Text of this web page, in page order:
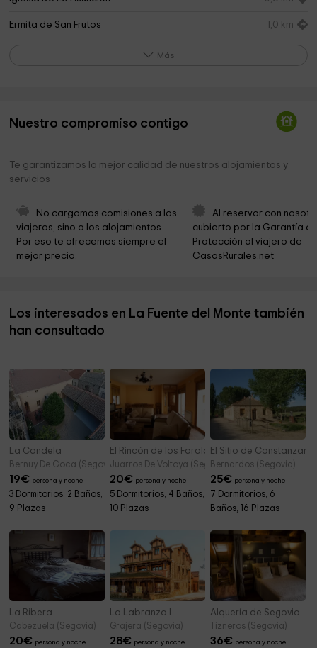
Ermita de San Frutos 1,0 km
Ermita de San Roque 4,2 km
Ayuntamiento De Cubillo
Parroquia Santa Agueda
Ayto De Valdevacas Y Guijar
Ayuntamiento De Valdevacas Y Guijar 4,8 km
Iglesia de San Cristóbal 4,8 km
Más
Nuestro compromiso contigo
Te garantizamos la mejor calidad de nuestros alojamientos y
servicios
No cargamos comisiones a los
viajeros, sino a los alojamientos.
Por eso te ofrecemos siempre el
mejor precio.
Al reservar con
cubierto por la Garantía
Protección al viajero de
CasasRurales.net
Los interesados en La Fuente del Monte también
han consultado
La Candela
Bernuy De Coca (Segovia)
19€ persona y noche
3 Dormitorios, 2 Baños,
9 Plazas
El Rincón de los Faraldos
Juarros De Voltoya (Segovia)
20€ persona y noche
5 Dormitorios, 4 Baños,
10 Plazas
El Sitio de Constanzana
Bernardos (Segovia)
25€ persona y noche
7 Dormitorios, 6
Baños, 16 Plazas
La Ribera
Cabezuela (Segovia)
20€ persona y noche
La Labranza I
Grajera (Segovia)
28€ persona y noche
Alquería de Segovia
Tizneros (Segovia)
36€ persona y noche